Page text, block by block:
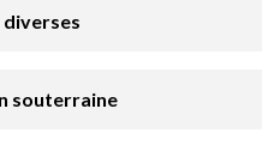
souterraine